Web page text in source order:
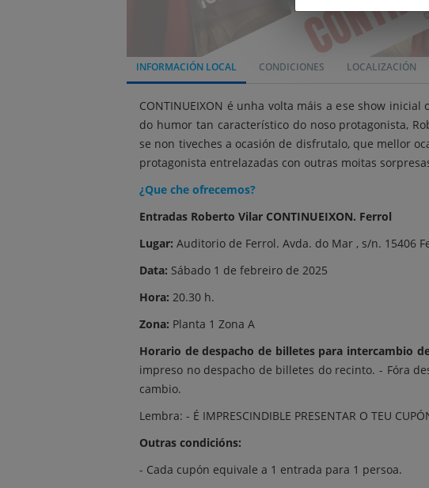
INFORMACIÓN LOCAL CONDICIONES LOCALIZACIÓN
CONTINUEIXON é unha volta máis a ese show
do humor tan característico do noso protagonista,
se non tiveches a ocasión de disfrutalo, que mellor
protagonista entrelazadas con outras moitas
¿Que che ofrecemos?
Entradas Roberto Vilar CONTINUEIXON. Ferrol
Lugar: Auditorio de Ferrol. Avda. do Mar , s/n. 15406
Data: Sábado 1 de febreiro de 2025
Hora: 20.30 h.
Zona: Planta 1 Zona A
Horario de despacho de billetes para intercambio
impreso no despacho de billetes do recinto. - Fóra
cambio.
Lembra: - É IMPRESCINDIBLE PRESENTAR O TEU
Outras condicións:
- Cada cupón equivale a 1 entrada para 1 persoa.